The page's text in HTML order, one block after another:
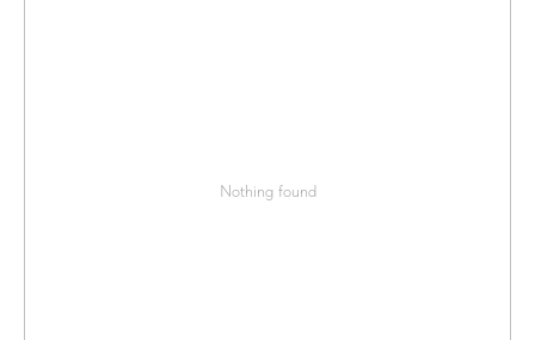
Nothing found